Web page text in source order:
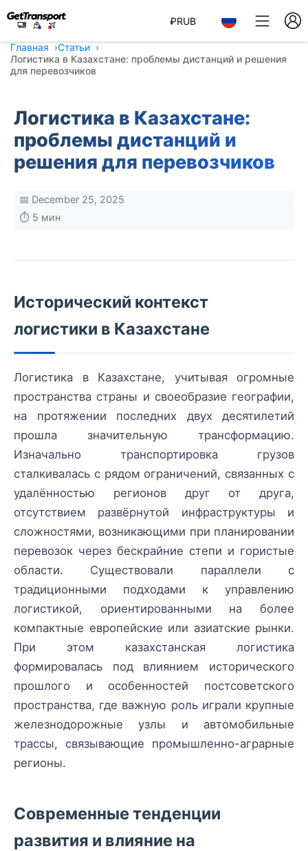
₽RUB
Главная
Статьи
Логистика в Казахстане: проблемы дистанций и решения
для перевозчиков
Логистика в Казахстане:
проблемы дистанций и
решения для перевозчиков
📅 December 25, 2025
⏱️ 5 мин
Исторический контекст
логистики в Казахстане
Логистика в Казахстане, учитывая огромные
пространства страны и своеобразие географии,
на протяжении последних двух десятилетий
прошла значительную трансформацию.
Изначально транспортировка грузов
сталкивалась с рядом ограничений, связанных с
удалённостью регионов друг от друга,
отсутствием развёрнутой инфраструктуры и
сложностями, возникающими при планировании
перевозок через бескрайние степи и гористые
области. Существовали параллели с
традиционными подходами к управлению
логистикой, ориентированными на более
компактные европейские или азиатские рынки.
При этом казахстанская логистика
формировалась под влиянием исторического
прошлого и особенностей постсоветского
пространства, где важную роль играли крупные
железнодорожные узлы и автомобильные
трассы, связывающие промышленно-аграрные
регионы.
Современные тенденции
развития и влияние на